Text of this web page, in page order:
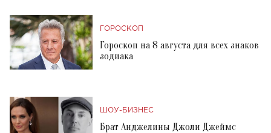
ГОРОСКОП
Гороскоп на 8 августа для всех знаков
зодиака
ШОУ-БИЗНЕС
Брат Анджелины Джоли Джеймс